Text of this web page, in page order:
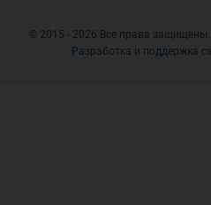
© 2015 - 2026 Все права защищены.
Разработка и поддержка